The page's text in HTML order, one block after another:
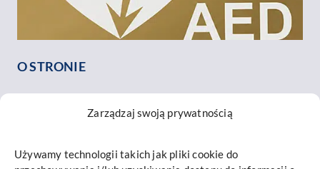
Zarządzaj swoją prywatnością
Używamy technologii takich jak pliki cookie do
O STRONIE
O nas
Kontakt